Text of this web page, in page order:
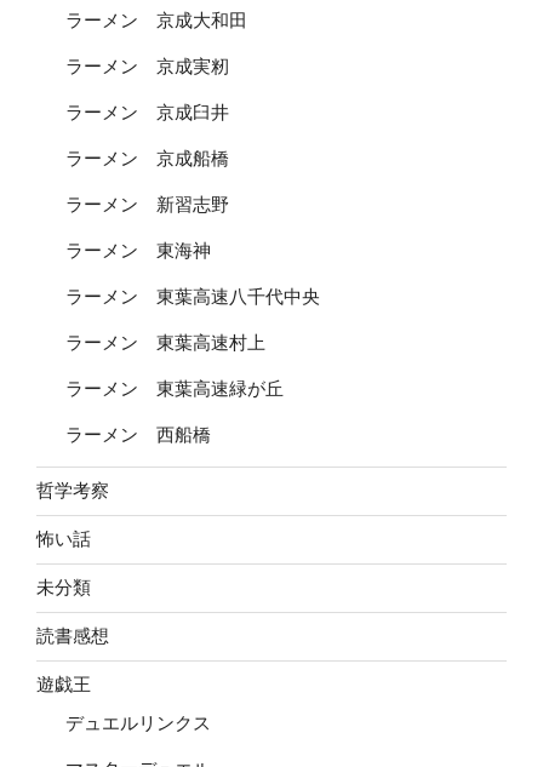
ラーメン 京成大和田
ラーメン 京成実籾
ラーメン 京成臼井
ラーメン 京成船橋
ラーメン 新習志野
ラーメン 東海神
ラーメン 東葉高速八千代中央
ラーメン 東葉高速村上
ラーメン 東葉高速緑が丘
ラーメン 西船橋
哲学考察
怖い話
未分類
読書感想
遊戯王
デュエルリンクス